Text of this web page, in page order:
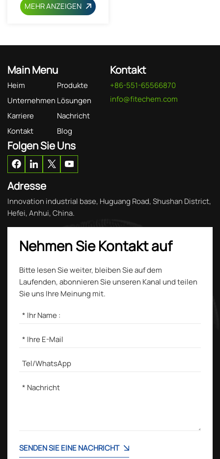
MEHR ANZEIGEN
Main Menu
Heim
Produkte
Unternehmen Lösungen
Karriere
Nachricht
Kontakt
Blog
Kontakt
+86-551-65566870
info@fitechem.com
Folgen Sie Uns
Adresse
Innovation industrial base, Huguang Road, Shushan District,
Hefei, Anhui, China.
Nehmen Sie Kontakt auf
Bitte lesen Sie weiter, bleiben Sie auf dem
Laufenden, abonnieren Sie unseren Kanal und teilen
Sie uns Ihre Meinung mit.
SENDEN SIE EINE NACHRICHT